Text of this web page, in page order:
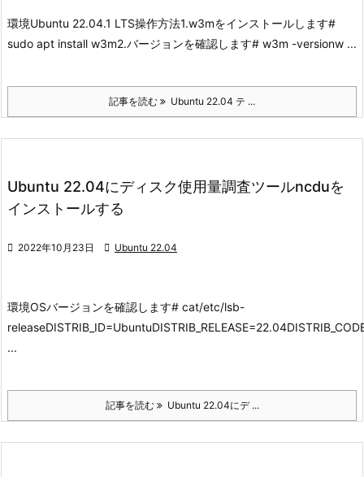
環境Ubuntu 22.04.1 LTS操作方法1.w3mをインストールします#
sudo apt install w3m2.バージョンを確認します# w3m -versionw ...
記事を読む Ubuntu 22.04 テ ...
Ubuntu 22.04にディスク使用量調査ツールncduを
インストールする
 2022年10月23日  Ubuntu 22.04
環境OSバージョンを確認します# cat/etc/lsb-
...
記事を読む Ubuntu 22.04にデ ...